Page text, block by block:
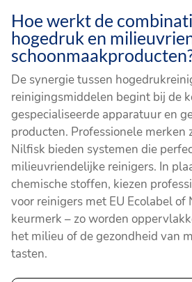
Hoe werkt de
hogedruk en
De synergie tussen
reinigingsmiddelen begint bij de
gespecialiseerde apparatuur en
producten. Professionele merken
Nilfisk bieden systemen die
milieuvriendelijke reinigers. In
chemische stoffen, kiezen
voor reinigers met EU Ecolabel of
keurmerk – zo worden
het milieu of de gezondheid van
tasten.